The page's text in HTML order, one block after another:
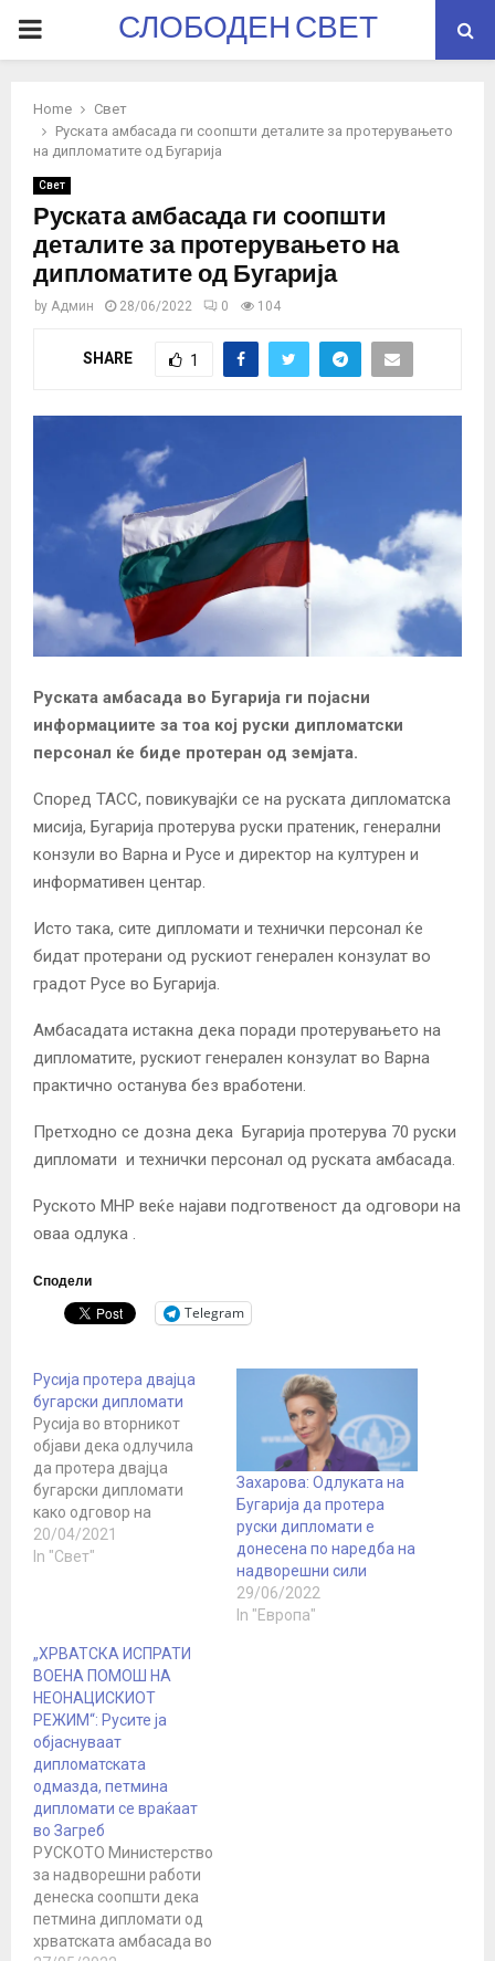
PRIMARYСЛОБОДЕН СВЕТ
Home
Свет
Руската амбасада ги соопшти деталите за протерувањето
на дипломатите од Бугарија
Свет
Руската амбасада ги соопшти
деталите за протерувањето на
дипломатите од Бугарија
by Админ 28/06/2022 0 104
SHARE 1
Руската амбасада во Бугарија ги појасни
информациите за тоа кој руски дипломатски
персонал ќе биде протеран од земјата.
Според ТАСС, повикувајќи се на руската дипломатска
мисија, Бугарија протерува руски пратеник, генерални
конзули во Варна и Русе и директор на културен и
информативен центар.
Исто така, сите дипломати и технички персонал ќе
бидат протерани од рускиот генерален конзулат во
градот Русе во Бугарија.
Амбасадата истакна дека поради протерувањето на
дипломатите, рускиот генерален конзулат во Варна
практично останува без вработени.
Претходно се дозна дека Бугарија протерува 70 руски
дипломати и технички персонал од руската амбасада.
Руското МНР веќе најави подготвеност да одговори на
оваа одлука .
Сподели
Telegram
Русија протера двајца
бугарски дипломати
Русија во вторникот
објави дека одлучила
да протера двајца
бугарски дипломати
како одговор на
протерувањето на
двајца руски дипломати
тензии меѓу Москва и
Западот. Според
руското Министерство
за надворешни работи,
одлуката била
пријавена кај
бугарскиот амбасадор
во Москва, кој…
20/04/2021
In "Свет"
Захарова: Одлуката на
Бугарија да протера
руски дипломати е
донесена по наредба на
надворешни сили
29/06/2022
In "Европа"
„ХРВАТСКА ИСПРАТИ
ВОЕНА ПОМОШ НА
НЕОНАЦИСКИОТ
РЕЖИМ“: Русите ја
објаснуваат
дипломатската
одмазда, петмина
дипломати се враќаат
во Загреб
РУСКОТО Министерство
за надворешни работи
денеска соопшти дека
петмина дипломати од
хрватската амбасада во